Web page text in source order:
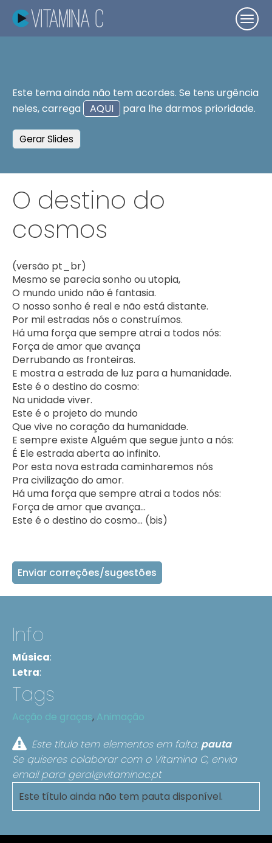
Este tema ainda não tem acordes. Se tens urgência
neles, carrega
AQUI para lhe darmos prioridade.
Gerar Slides
O destino do
cosmos
(versão pt_br)
Mesmo se parecia sonho ou utopia,
O mundo unido não é fantasia.
O nosso sonho é real e não está distante.
Por mil estradas nós o construímos.
Há uma força que sempre atrai a todos nós:
Força de amor que avança
Derrubando as fronteiras.
E mostra a estrada de luz para a humanidade.
Este é o destino do cosmo:
Na unidade viver.
Este é o projeto do mundo
Que vive no coração da humanidade.
E sempre existe Alguém que segue junto a nós:
É Ele estrada aberta ao infinito.
Por esta nova estrada caminharemos nós
Pra civilização do amor.
Há uma força que sempre atrai a todos nós:
Força de amor que avança...
Este é o destino do cosmo... (bis)
Enviar correções/sugestões
Info
Música:
Letra:
Tags
Acção de graças, Animação
Este título tem elementos em falta:pauta
Se quiseres colaborar com o Vitamina C, envia
email para geral@vitaminac.pt
Este título ainda não tem pauta disponível.